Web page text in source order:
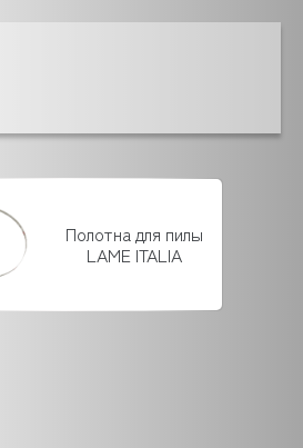
Полотна для пилы
LAME ITALIA